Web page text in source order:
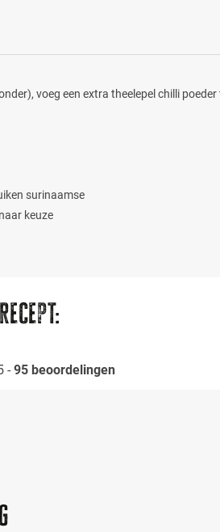
voeg een extra theelepel chilli poeder
surinaamse
keuze
- 95beoordelingen